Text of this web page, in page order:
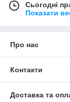
Сьогодні
Показати
Про нас
Контакти
Доставка та